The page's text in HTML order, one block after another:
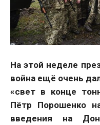
На этой неделе
война ещё очень
«свет в конце
Пётр Порошенко
введения на